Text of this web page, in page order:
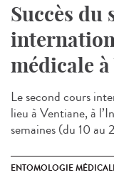
Succès du
médicale
Le second cours
lieu à Ventiane, à
semaines (du 10 au
ENTOMOLOGIE